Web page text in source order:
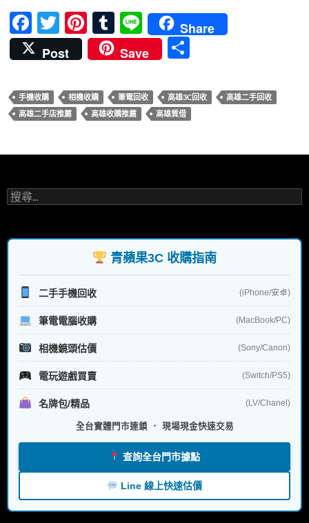
F
ac
e
b
o
k
T
w
itt
er
Pi
nt
er
es
t
T
u
m
bl
r
Li
n
e
Share
Post
Save
手機收購 相機收購 筆電回收 高雄3C回收
高雄二手回收
高雄二手店推薦
高雄收購推薦 高雄質借
搜
尋
字:
青蘋果3C 收購指南
二手手機回收 (iPhone/安卓)
筆電電腦收購 (MacBook/PC)
相機鏡頭估價 (Sony/Canon)
電玩遊戲買賣 (Switch/PS5)
名牌包/精品 (LV/Chanel)
全台實體門市連鎖 ． 現場現金快速交易
查詢全台門市據點
Line 線上快速估價